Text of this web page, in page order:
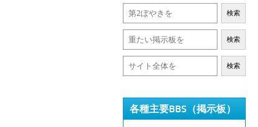
検索
検索
検索
各種主要BBS（掲示板）